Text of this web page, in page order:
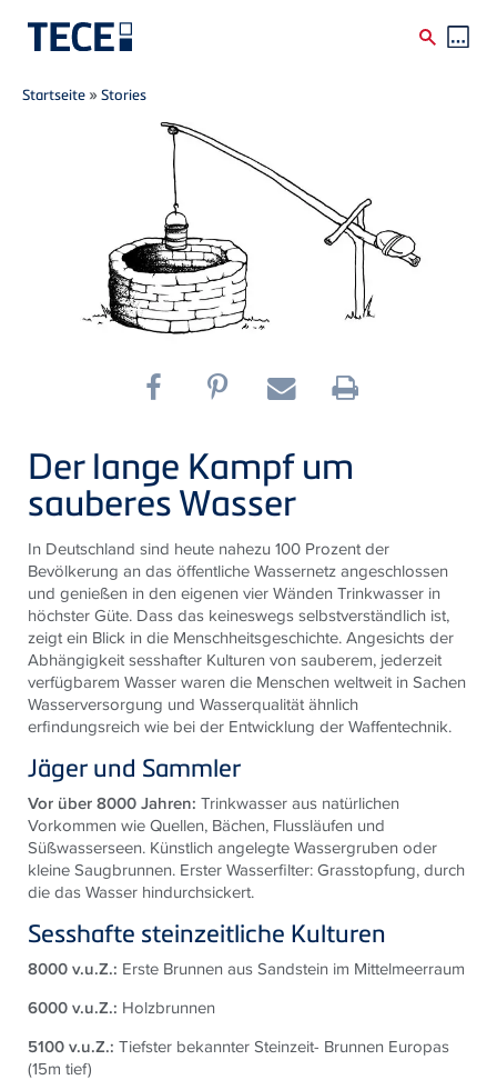
Direkt zum Inhalt
Breadcrumb
Startseite »Stories
Der lange Kampf um
sauberes Wasser
In Deutschland sind heute nahezu 100 Prozent der
Bevölkerung an das öffentliche Wassernetz angeschlossen
und genießen in den eigenen vier Wänden Trinkwasser in
höchster Güte. Dass das keineswegs selbstverständlich ist,
zeigt ein Blick in die Menschheitsgeschichte. Angesichts der
Abhängigkeit sesshafter Kulturen von sauberem, jederzeit
verfügbarem Wasser waren die Menschen weltweit in Sachen
Wasserversorgung und Wasserqualität ähnlich
erfindungsreich wie bei der Entwicklung der Waffentechnik.
Jäger und Sammler
Vor über 8000 Jahren: Trinkwasser aus natürlichen
Vorkommen wie Quellen, Bächen, Flussläufen und
Süßwasserseen. Künstlich angelegte Wassergruben oder
kleine Saugbrunnen. Erster Wasserfilter: Grasstopfung, durch
die das Wasser hindurchsickert.
Sesshafte steinzeitliche Kulturen
8000 v.u.Z.: Erste Brunnen aus Sandstein im Mittelmeerraum
6000 v.u.Z.: Holzbrunnen
5100 v.u.Z.: Tiefster bekannter Steinzeit- Brunnen Europas
(15m tief)